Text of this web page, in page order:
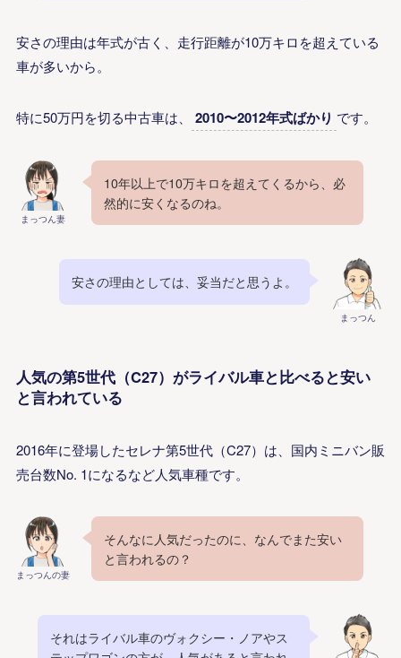
安さの理由は年式が古く、走行距離が10万キロを超えている
車が多いから。
特に50万円を切る中古車は、 2010〜2012年式ばかり です。
まっつん妻
10年以上で10万キロを超えてくるから、必
然的に安くなるのね。
まっつん
安さの理由としては、妥当だと思うよ。
人気の第5世代（C27）がライバル車と比べると安い
と言われている
2016年に登場したセレナ第5世代（C27）は、国内ミニバン販
売台数No. 1になるなど人気車種です。
まっつんの妻
そんなに人気だったのに、なんでまた安い
と言われるの？
それはライバル車のヴォクシー・ノアやス